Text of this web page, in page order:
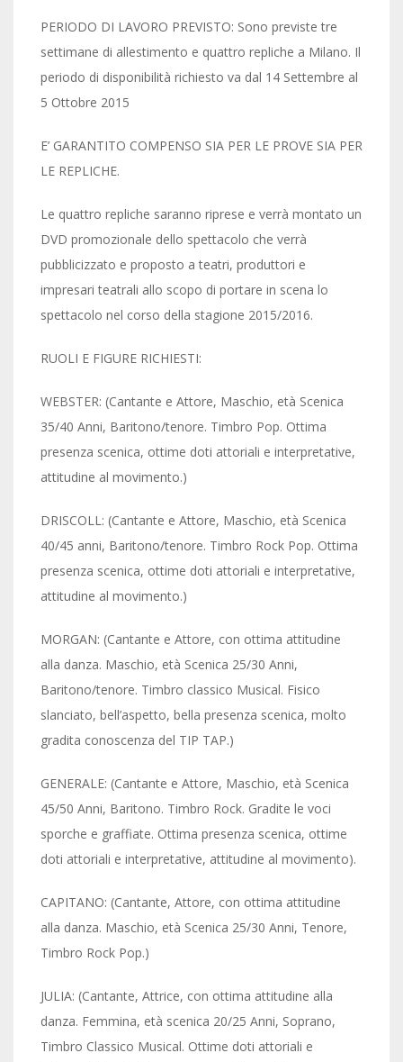
PERIODO DI LAVORO PREVISTO: Sono previste tre
settimane di allestimento e quattro repliche a Milano. Il
periodo di disponibilità richiesto va dal 14 Settembre al
5 Ottobre 2015
E’ GARANTITO COMPENSO SIA PER LE PROVE SIA PER
LE REPLICHE.
Le quattro repliche saranno riprese e verrà montato un
DVD promozionale dello spettacolo che verrà
pubblicizzato e proposto a teatri, produttori e
impresari teatrali allo scopo di portare in scena lo
spettacolo nel corso della stagione 2015/2016.
RUOLI E FIGURE RICHIESTI:
WEBSTER: (Cantante e Attore, Maschio, età Scenica
35/40 Anni, Baritono/tenore. Timbro Pop. Ottima
presenza scenica, ottime doti attoriali e interpretative,
attitudine al movimento.)
DRISCOLL: (Cantante e Attore, Maschio, età Scenica
40/45 anni, Baritono/tenore. Timbro Rock Pop. Ottima
presenza scenica, ottime doti attoriali e interpretative,
attitudine al movimento.)
MORGAN: (Cantante e Attore, con ottima attitudine
alla danza. Maschio, età Scenica 25/30 Anni,
Baritono/tenore. Timbro classico Musical. Fisico
slanciato, bell’aspetto, bella presenza scenica, molto
gradita conoscenza del TIP TAP.)
GENERALE: (Cantante e Attore, Maschio, età Scenica
45/50 Anni, Baritono. Timbro Rock. Gradite le voci
sporche e graffiate. Ottima presenza scenica, ottime
doti attoriali e interpretative, attitudine al movimento).
CAPITANO: (Cantante, Attore, con ottima attitudine
alla danza. Maschio, età Scenica 25/30 Anni, Tenore,
Timbro Rock Pop.)
JULIA: (Cantante, Attrice, con ottima attitudine alla
danza. Femmina, età scenica 20/25 Anni, Soprano,
Timbro Classico Musical. Ottime doti attoriali e